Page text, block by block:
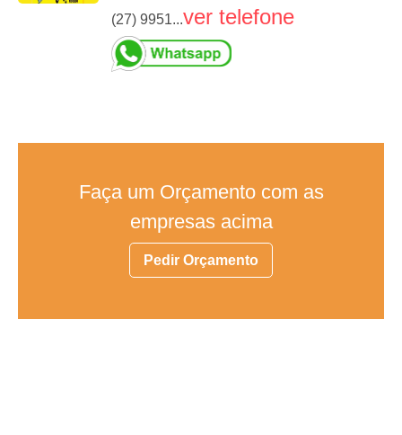
(27) 9951...ver telefone
Faça um Orçamento com as
empresas acima
Pedir Orçamento